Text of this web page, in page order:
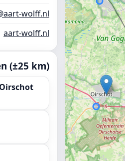
wolff.nl
aart-wolff.nl
(±25 km)